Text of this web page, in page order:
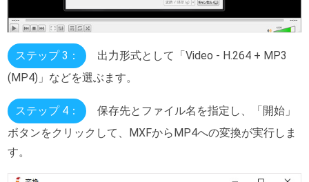
ステップ 3：
出力形式として「Video - H.264 + MP3
(MP4)」などを選ぶます。
ステップ 4：
保存先とファイル名を指定し、「開始」
ボタンをクリックして、MXFからMP4への変換が実行しま
す。